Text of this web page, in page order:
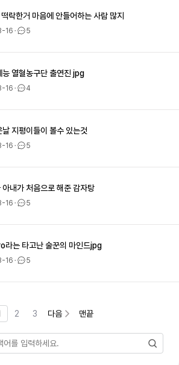
락한거 마음에 안들어하는 사람 많지
16ㆍ 5
열혈농구단 출연진 jpg
16ㆍ 4
날 지평이들이 볼수 있는것
16ㆍ 5
내가 처음으로 해준 감자탕
16ㆍ 5
라는 타고난 술꾼의 마인드jpg
16ㆍ 5
2 3 다음 맨끝